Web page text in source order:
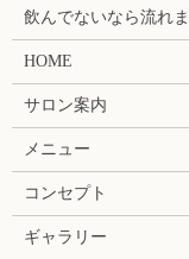
飲んでないなら流れま
HOME
サロン案内
メニュー
コンセプト
ギャラリー